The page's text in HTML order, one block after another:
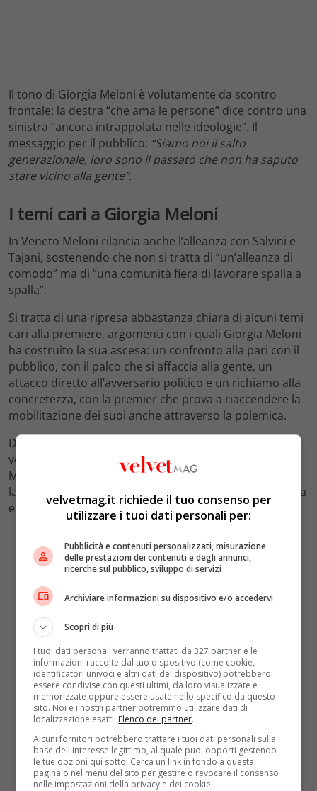
Il tono di Giorgia Meloni è volutamente da scontro
frontale: la destra “che ama le persone” dice contro una
sinistra “ancora intrappolata nelle ideologie”. Il
messaggio per il pubblico: “Siamo noi il salto
generazionale, loro sono il passato che non ha saputo
stare vicino alla gente”.
I temi cari a Giorgia Meloni
In Veneto Meloni rilancia anche l’alleanza con Salvini e
Tajani, sostenendo che non si tratta di “un’alleanza di
comodo” ma di “una comunità fiera di lavorare spalla a
spalla”.
Si tratta di una ripresa abbastanza chiara di alcuni temi
cari alla premiere, argomenti con i quali Giorgia Meloni
ha costruito la sua ascesa: un confronto alla pari con il
pubblico, con il palco che si affaccia alla gente, un
attacco diretto all’avversario politico e un richiamo alla
concretezza, con la premier che prova a riaccendere la
mobilitazione dei suoi anche attraverso la polemica.
Da Padova dunque non un semplice comizio, ma un
vero e proprio atto politico strategico con Giorgia
Meloni che punta alla base del suo elettorato mentre
lancia la volata verso il referendum, lasciando la sinistra
e i sindacati sul fronte difensivo.
velvetmag.it richiede il tuo consenso per
utilizzare i tuoi dati personali per:
Pubblicità e contenuti personalizzati, misurazione
delle prestazioni dei contenuti e degli annunci,
ricerche sul pubblico, sviluppo di servizi
Archiviare informazioni su dispositivo e/o accedervi
Scopri di più
I tuoi dati personali verranno trattati da 327 partner e le
informazioni raccolte dal tuo dispositivo (come cookie,
identificatori univoci e altri dati del dispositivo) potrebbero
essere condivise con questi ultimi, da loro visualizzate e
memorizzate oppure essere usate nello specifico da questo
sito. Noi e i nostri partner potremmo utilizzare dati di
localizzazione esatti. Elenco dei partner.
Alcuni fornitori potrebbero trattare i tuoi dati personali sulla
base dell'interesse legittimo, al quale puoi opporti gestendo
le tue opzioni qui sotto. Cerca un link in fondo a questa
pagina o nel menu del sito per gestire o revocare il consenso
nelle impostazioni della privacy e dei cookie.